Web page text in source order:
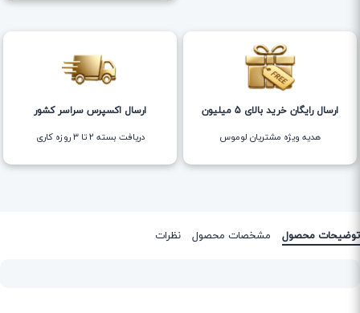
ارسال رایگان خرید بالای 5 میلیون
هدیه ویژه مشتریان لوموس
ارسال اکسپرس سراسر کشور
دریافت بسته ۲ تا ۳ روزه کاری
توضیحات محصول مشخصات محصول نظرات